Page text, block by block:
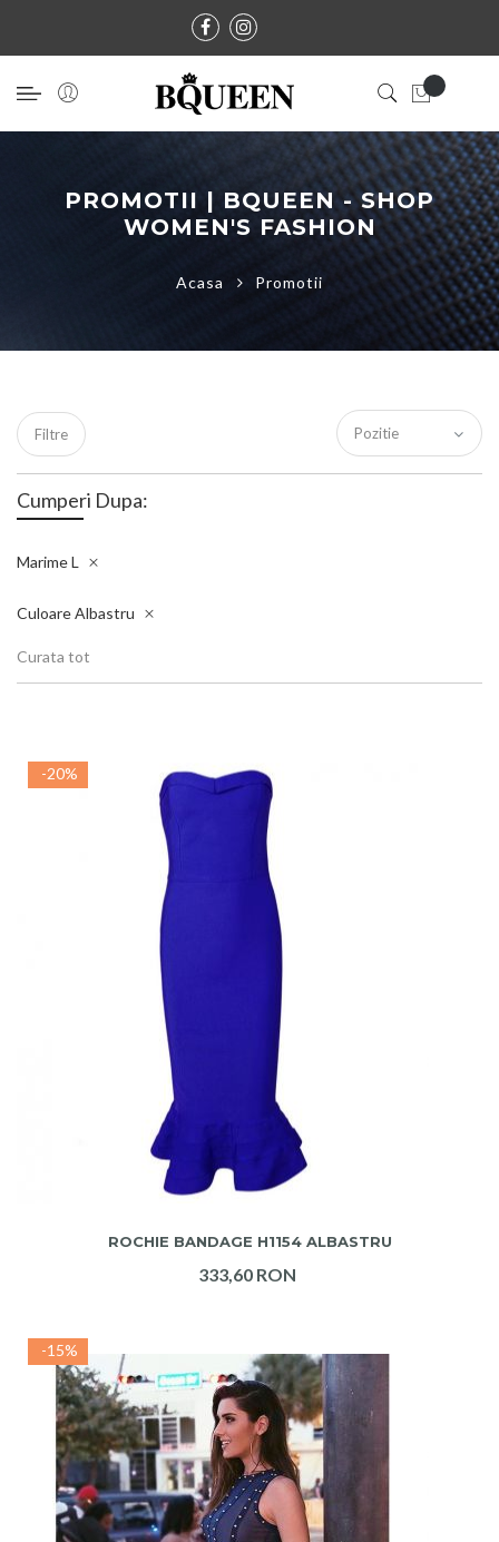
PROMOTII | BQUEEN - SHOP
WOMEN'S FASHION
Acasa Promotii
-20%
ROCHIE BANDAGE H1154 ALBASTRU
333,60 RON
-15%
Filtre
Cumperi Dupa:
MarimeL
Culoare Albastru
Curata tot